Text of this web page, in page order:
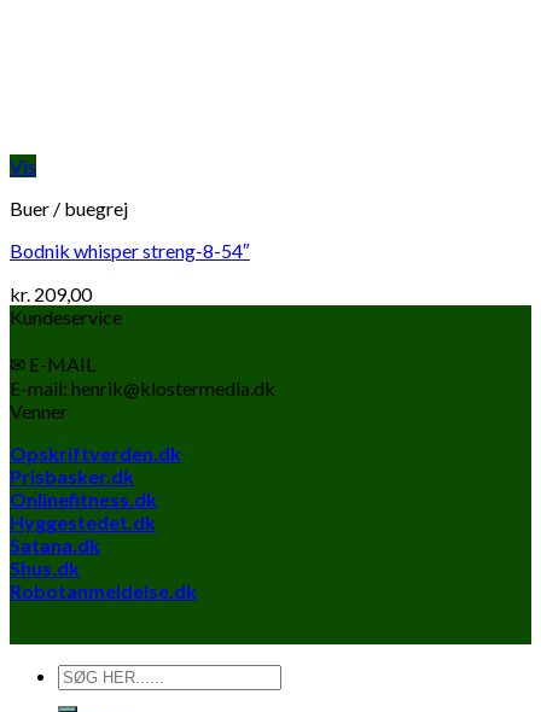
Vis
Buer / buegrej
Bodnik whisper streng-8-54″
kr. 209,00
Kundeservice
✉ E-MAIL
E-mail: henrik@klostermedia.dk
Venner
Opskriftverden.dk
Prisbasker.dk
Onlinefitness.dk
Hyggestedet.dk
Satana.dk
Shus.dk
Robotanmeldelse.dk
Søg
efter: